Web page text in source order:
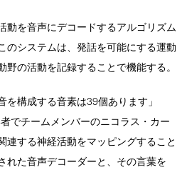
動を音声にデコードするアルゴリズム
のシステムは、発話を可能にする運動
野の活動を記録することで機能する。
を構成する音素は39個あります」
でチームメンバーのニコラス・カー
連する神経活動をマッピングすること
れた音声デコーダーと、その言葉を